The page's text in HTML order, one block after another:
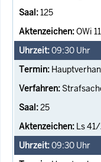
125
OWi
09:30 Uhr
25
Ls
09:30 Uhr